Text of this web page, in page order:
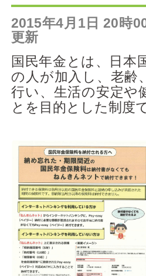
事業者の方へ
電子申請
FAQ
アクセス
2015年4月1日 20時
更新
国民年金とは、日本
の人が加入し、老齢
行い、生活の安定や
とを目的とした制度